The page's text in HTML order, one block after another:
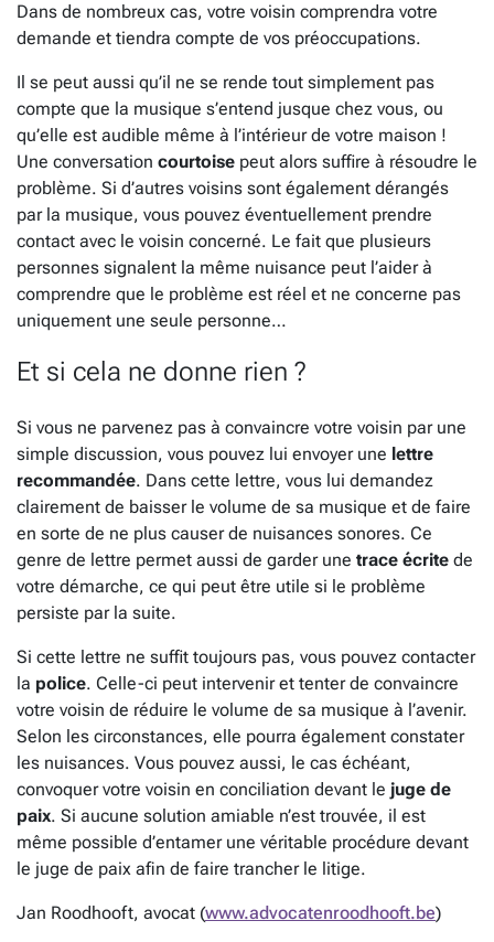
Dans de nombreux cas, votre voisin comprendra votre
demande et tiendra compte de vos préoccupations.
Il se peut aussi qu’il ne se rende tout simplement pas
compte que la musique s’entend jusque chez vous, ou
qu’elle est audible même à l’intérieur de votre maison !
Une conversation courtoise peut alors suffire à résoudre le
problème. Si d’autres voisins sont également dérangés
par la musique, vous pouvez éventuellement prendre
contact avec le voisin concerné. Le fait que plusieurs
personnes signalent la même nuisance peut l’aider à
comprendre que le problème est réel et ne concerne pas
uniquement une seule personne…
Et si cela ne donne rien ?
Si vous ne parvenez pas à convaincre votre voisin par une
simple discussion, vous pouvez lui envoyer une lettre
recommandée. Dans cette lettre, vous lui demandez
clairement de baisser le volume de sa musique et de faire
en sorte de ne plus causer de nuisances sonores. Ce
genre de lettre permet aussi de garder une trace écrite de
votre démarche, ce qui peut être utile si le problème
persiste par la suite.
Si cette lettre ne suffit toujours pas, vous pouvez contacter
la police. Celle-ci peut intervenir et tenter de convaincre
votre voisin de réduire le volume de sa musique à l’avenir.
Selon les circonstances, elle pourra également constater
les nuisances. Vous pouvez aussi, le cas échéant,
convoquer votre voisin en conciliation devant le juge de
paix. Si aucune solution amiable n’est trouvée, il est
même possible d’entamer une véritable procédure devant
le juge de paix afin de faire trancher le litige.
Jan Roodhooft, avocat (www.advocatenroodhooft.be)